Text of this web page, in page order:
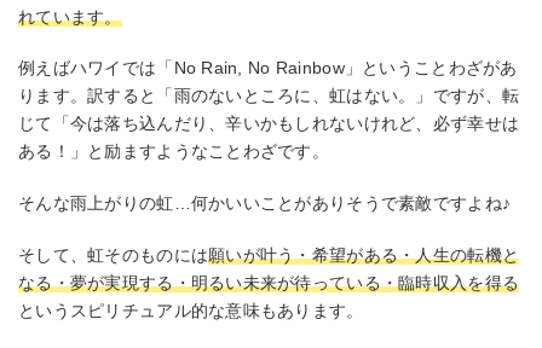
れています。
例えばハワイでは「No Rain, No Rainbow」ということわざがあ
ります。訳すると「雨のないところに、虹はない。」ですが、転
じて「今は落ち込んだり、辛いかもしれないけれど、必ず幸せは
ある！」と励ますようなことわざです。
そんな雨上がりの虹…何かいいことがありそうで素敵ですよね♪
そして、虹そのものには願いが叶う・希望がある・人生の転機と
なる・夢が実現する・明るい未来が待っている・臨時収入を得る
というスピリチュアル的な意味もあります。